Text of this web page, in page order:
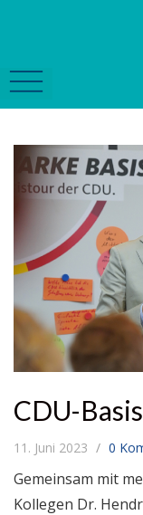
CDU-
11. Juni 2023 0
Gemeinsam mit
Kollegen Dr.